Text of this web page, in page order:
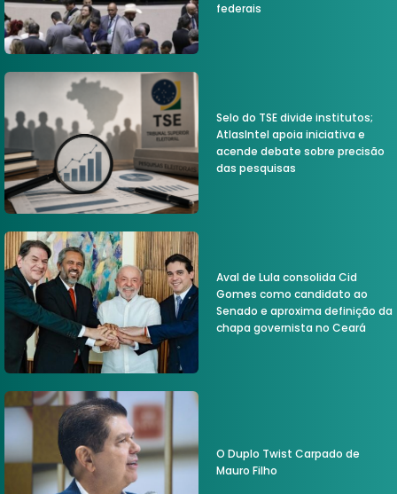
federais
Selo do TSE divide institutos;
AtlasIntel apoia iniciativa e
acende debate sobre precisão
das pesquisas
Aval de Lula consolida Cid
Gomes como candidato ao
Senado e aproxima definição da
chapa governista no Ceará
O Duplo Twist Carpado de
Mauro Filho